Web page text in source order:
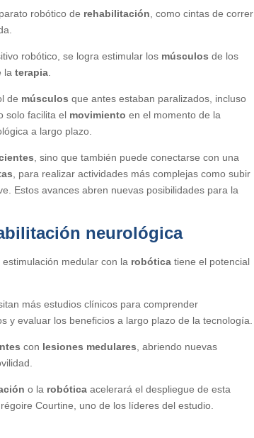
robótico de rehabilitación , como cintas de correr
robótico, se logra estimular los músculos de los
laterapia
de músculos que antes estaban paralizados, incluso
solo facilita el movimiento en el momento de la
a largo plazo.
, sino que también puede conectarse con una
, para realizar actividades más complejas como subir
Estos avances abren nuevas posibilidades para la
neurológica
medular con la robótica tiene el potencial
más estudios clínicos para comprender
y evaluar los beneficios a largo plazo de la tecnología.
con lesiones medulares , abriendo nuevas
o la robótica acelerará el despliegue de esta
Courtine, uno de los líderes del estudio.